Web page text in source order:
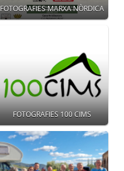
FOTOGRAFIES MARXA NÒRDICA
FOTOGRAFIES 100 CIMS